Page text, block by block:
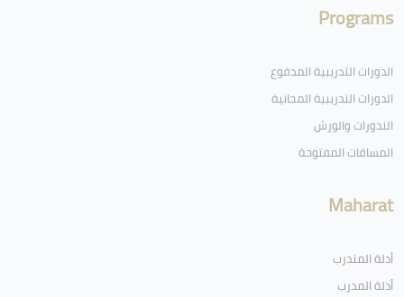
Programs
الدورات التدريبية المدفوع
الدورات التدريبية المجانية
الندورات والورش
المساقات المفتوحة
Maharat
أدلة المتدرب
أدلة المدرب